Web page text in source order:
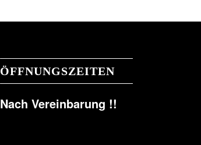
ÖFFNUNGSZEITEN
Nach Vereinbarung !!